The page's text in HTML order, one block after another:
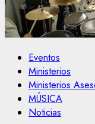
Eventos
Ministerios
Ministerios
MÚSICA
Noticias